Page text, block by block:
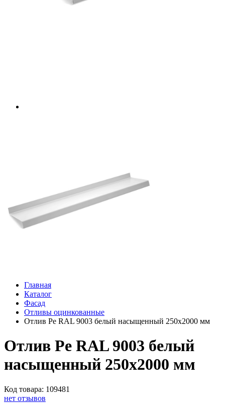
Главная
Каталог
Фасад
Отливы оцинкованные
Отлив Pe RAL 9003 белый насыщенный 250х2000 мм
Отлив Pe RAL 9003 белый
насыщенный 250х2000 мм
Код товара: 109481
нет отзывов